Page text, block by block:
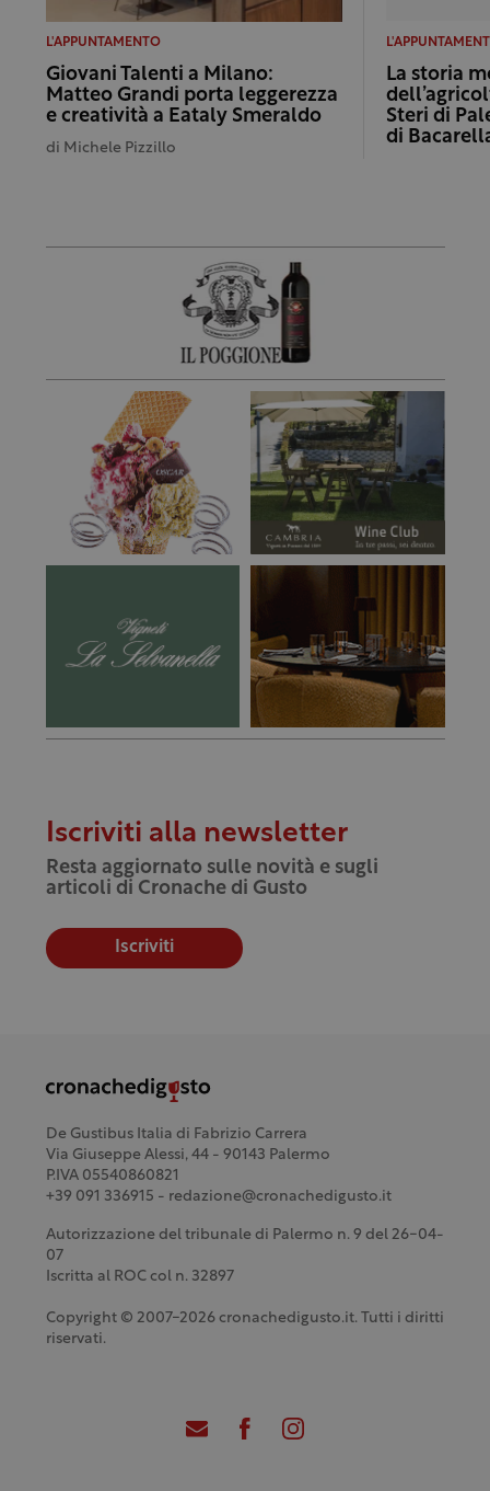
L'APPUNTAMENTO
Giovani Talenti a Milano:
Matteo Grandi porta leggerezza
e creatività a Eataly Smeraldo
di Michele Pizzillo
La storia
Steri di
di
Iscriviti alla newsletter
Resta aggiornato sulle novità e sugli
articoli di Cronache di Gusto
Iscriviti
De Gustibus Italia di Fabrizio Carrera
Via Giuseppe Alessi, 44 - 90143 Palermo
P.IVA 05540860821
+39 091 336915 - redazione@cronachedigusto.it
Autorizzazione del tribunale di Palermo n. 9 del 26-04-
07
Iscritta al ROC col n. 32897
Copyright © 2007-2026 cronachedigusto.it. Tutti i diritti
riservati.